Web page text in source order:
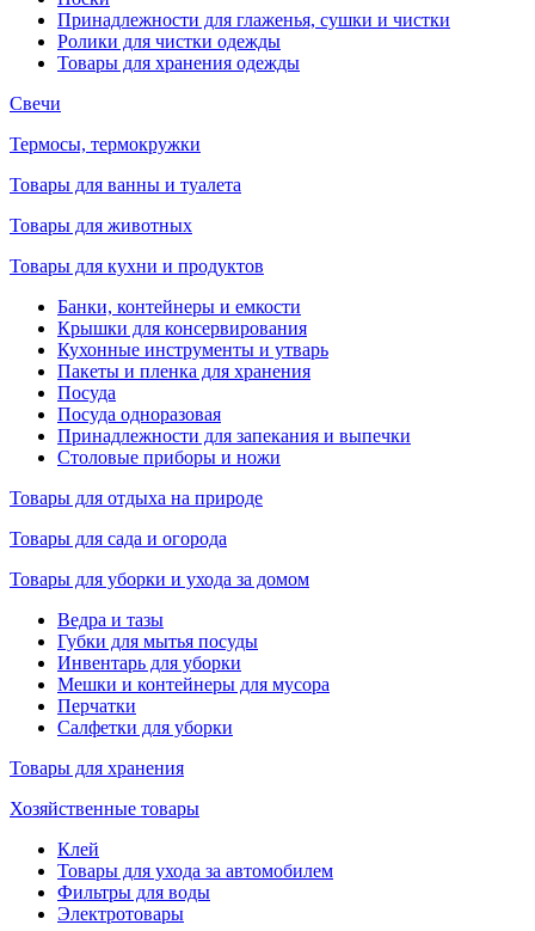
Принадлежности для глаженья, сушки и чистки
Ролики для чистки одежды
Товары для хранения одежды
Свечи
Термосы, термокружки
Товары для ванны и туалета
Товары для животных
Товары для кухни и продуктов
Банки, контейнеры и емкости
Крышки для консервирования
Кухонные инструменты и утварь
Пакеты и пленка для хранения
Посуда
Посуда одноразовая
Принадлежности для запекания и выпечки
Столовые приборы и ножи
Товары для отдыха на природе
Товары для сада и огорода
Товары для уборки и ухода за домом
Ведра и тазы
Губки для мытья посуды
Инвентарь для уборки
Мешки и контейнеры для мусора
Перчатки
Салфетки для уборки
Товары для хранения
Хозяйственные товары
Клей
Товары для ухода за автомобилем
Фильтры для воды
Электротовары